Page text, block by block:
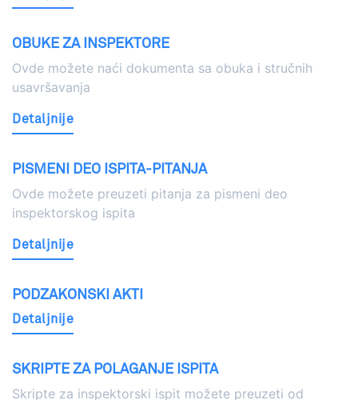
OBUKE ZA INSPEKTORE
Ovde možete naći dokumenta sa obuka i stručnih
usavršavanja
Detaljnije
PISMENI DEO ISPITA-PITANJA
Ovde možete preuzeti pitanja za pismeni deo
inspektorskog ispita
Detaljnije
PODZAKONSKI AKTI
Detaljnije
SKRIPTE ZA POLAGANJE ISPITA
Skripte za inspektorski ispit možete preuzeti od